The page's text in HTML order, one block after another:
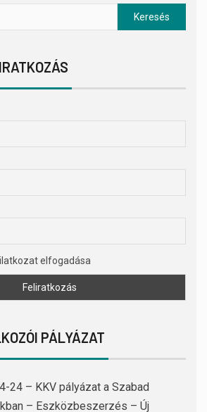
elfogadása
PÁLYÁZAT
24 – KKV pályázat a Szabad
– Eszközbeszerzés – Új